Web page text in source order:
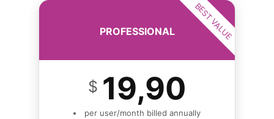
PROFESSIONAL
$ 19,90
per user/month billed annually
BEST VALUE